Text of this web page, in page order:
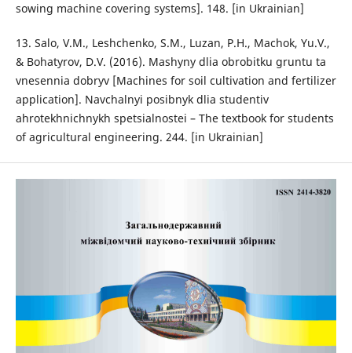
sowing machine covering systems]. 148. [in Ukrainian]
13. Salo, V.M., Leshchenko, S.M., Luzan, P.H., Machok, Yu.V.,
& Bohatyrov, D.V. (2016). Mashyny dlia obrobitku gruntu ta
vnesennia dobryv [Machines for soil cultivation and fertilizer
application]. Navchalnyi posibnyk dlia studentiv
ahrotekhnichnykh spetsialnostei – The textbook for students
of agricultural engineering. 244. [in Ukrainian]